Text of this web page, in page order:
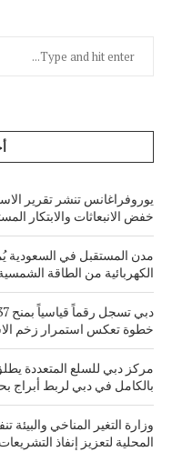
خفض الانبعاثات والابتكار
مدن المستقبل في السعودية
الكهربائية من الطاقة
خطوة تعكس استمرار زخم
مركز دبي للسلع المتعددة
بالكامل في دبي لربط أبراج
المحلية لتعزيز إنفاذ التشريعات